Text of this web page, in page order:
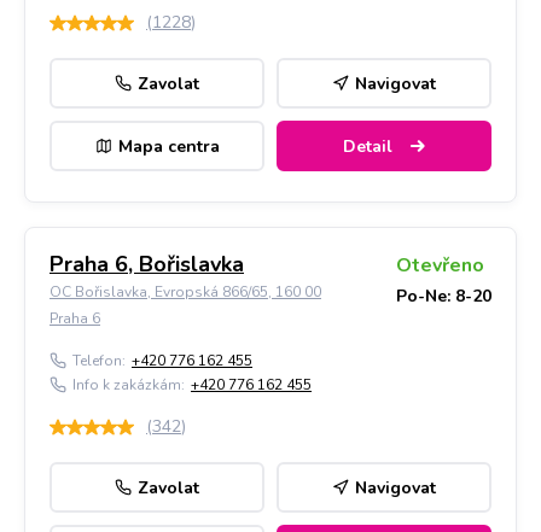
(1228)
Zavolat Navigovat
Mapa centra Detail
Praha 6, Bořislavka
OC Bořislavka, Evropská 866/65, 160 00
Praha 6
Otevřeno
Po-Ne: 8-20
Telefon: +420 776 162 455
Info k zakázkám: +420 776 162 455
(342)
Zavolat Navigovat